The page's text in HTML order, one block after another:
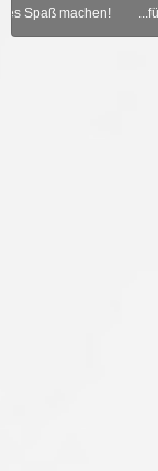
...für dich und deine